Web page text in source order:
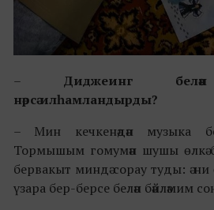
– Диджеинг белән
нәрсә илһамландырды?
– Мин кечкенәдән музыка
Тормышым гомумән шушы өлкә
бервакыт миндә сорау туды: ә
үзара бер-берсе белән бәйләмим